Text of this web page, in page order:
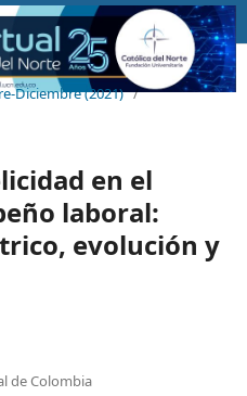
Diciembre (2021) /
en el
laboral:
evolución y
de Colombia